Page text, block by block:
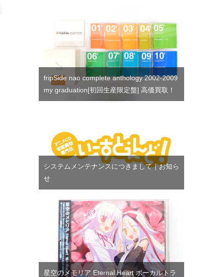
fripSide nao complete anthology 2002-2009
my graduation[初回生産限定盤] 高価買取！
システムメンテナンスにつきまして｜お知ら
せ
星空のメモリア Eternal Heart ボーカルトラ